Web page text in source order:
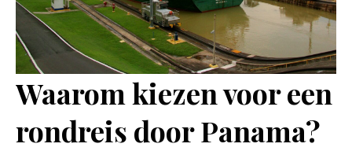
Waarom kiezen voor een
rondreis door Panama?